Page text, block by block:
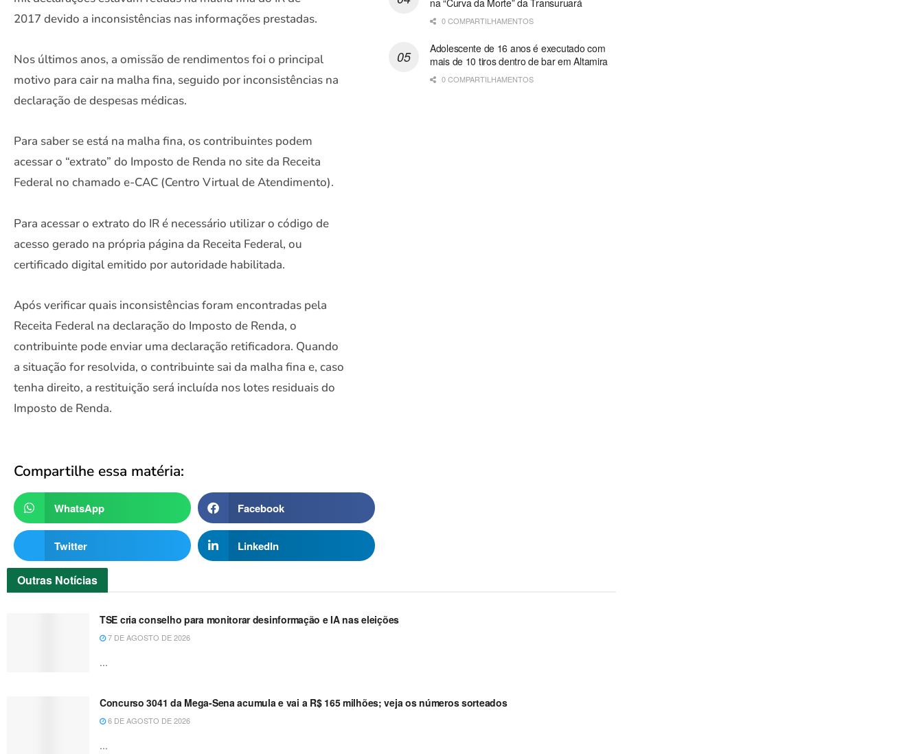
2017 devido a inconsistências nas informações prestadas.
Nos últimos anos, a omissão de rendimentos foi o principal
motivo para cair na malha fina, seguido por inconsistências na
declaração de despesas médicas.
Para saber se está na malha fina, os contribuintes podem
acessar o “extrato” do Imposto de Renda no site da Receita
Federal no chamado e-CAC (Centro Virtual de Atendimento).
Para acessar o extrato do IR é necessário utilizar o código de
acesso gerado na própria página da Receita Federal, ou
certificado digital emitido por autoridade habilitada.
Após verificar quais inconsistências foram encontradas pela
Receita Federal na declaração do Imposto de Renda, o
contribuinte pode enviar uma declaração retificadora. Quando
a situação for resolvida, o contribuinte sai da malha fina e, caso
tenha direito, a restituição será incluída nos lotes residuais do
Imposto de Renda.
Compartilhe essa matéria:
WhatsApp Facebook
Twitter LinkedIn
na “Curva da Morte” da Transuruará
0 COMPARTILHAMENTOS
Adolescente de 16 anos é executado com
mais de 10 tiros dentro de bar em Altamira
0 COMPARTILHAMENTOS
Outras Notícias
TSE cria conselho para monitorar desinformação e IA nas eleições
7 DE AGOSTO DE 2026
...
Concurso 3041 da Mega-Sena acumula e vai a R$ 165 milhões; veja os números sorteados
6 DE AGOSTO DE 2026
...